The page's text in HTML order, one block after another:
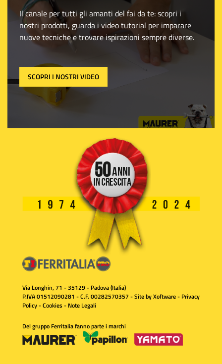
Il canale per tutti gli amanti del fai da te: scopri i
nostri prodotti, guarda i video tutorial per imparare
nuove tecniche e trovare ispirazioni sempre diverse.
SCOPRI I NOSTRI VIDEO
Via Longhin, 71 - 35129 - Padova (Italia)
P.IVA 01512090281 - C.F. 00282570357 - Site byXoftware- Privacy
Policy-Cookies- Note Legali
Del gruppo Ferritalia fanno parte i marchi